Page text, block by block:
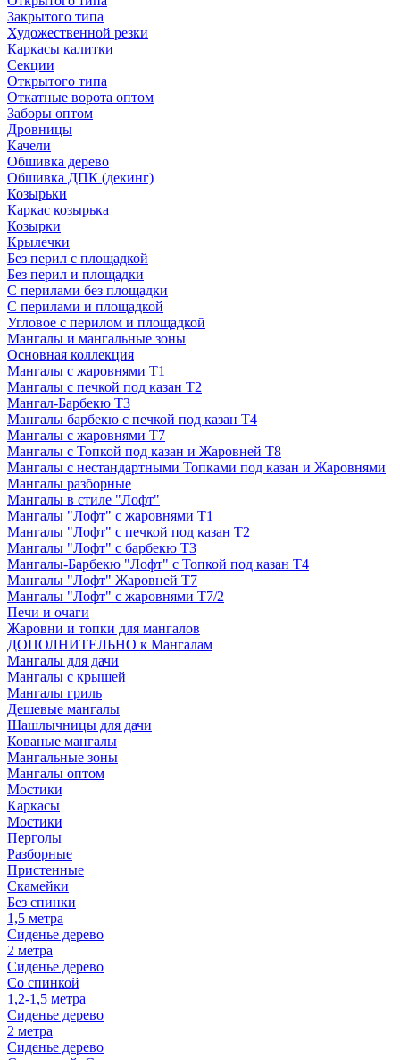
Закрытого типа
Художественной резки
Каркасы калитки
Секции
Открытого типа
Откатные ворота оптом
Заборы оптом
Дровницы
Качели
Обшивка дерево
Обшивка ДПК (декинг)
Козырьки
Каркас козырька
Козырки
Крылечки
Без перил с площадкой
Без перил и площадки
С перилами без площадки
С перилами и площадкой
Угловое с перилом и площадкой
Мангалы и мангальные зоны
Основная коллекция
Мангалы с жаровнями Т1
Мангалы с печкой под казан Т2
Мангал-Барбекю Т3
Мангалы барбекю с печкой под казан Т4
Мангалы с жаровнями Т7
Мангалы с Топкой под казан и Жаровней Т8
Мангалы с нестандартными Топками под казан и Жаровнями
Мангалы разборные
Мангалы в стиле "Лофт"
Мангалы "Лофт" с жаровнями Т1
Мангалы "Лофт" с печкой под казан Т2
Мангалы "Лофт" с барбекю Т3
Мангалы-Барбекю "Лофт" с Топкой под казан Т4
Мангалы "Лофт" Жаровней Т7
Мангалы "Лофт" с жаровнями Т7/2
Печи и очаги
Жаровни и топки для мангалов
ДОПОЛНИТЕЛЬНО к Мангалам
Мангалы для дачи
Мангалы с крышей
Мангалы гриль
Дешевые мангалы
Шашлычницы для дачи
Кованые мангалы
Мангальные зоны
Мангалы оптом
Мостики
Каркасы
Мостики
Перголы
Разборные
Пристенные
Скамейки
Без спинки
1,5 метра
Сиденье дерево
2 метра
Сиденье дерево
Со спинкой
1,2-1,5 метра
Сиденье дерево
2 метра
Сиденье дерево